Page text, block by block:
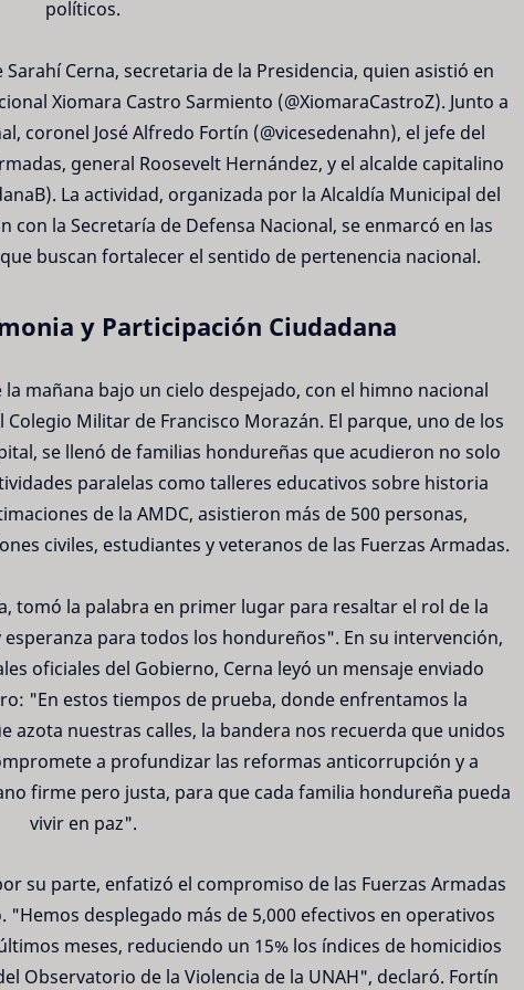
políticos.
Cerna, secretaria de la Presidencia, quien asistió en
Xiomara Castro Sarmiento (@XiomaraCastroZ). Junto a
coronel José Alfredo Fortín (@vicesedenahn), el jefe del
general Roosevelt Hernández, y el alcalde capitalino
La actividad, organizada por la Alcaldía Municipal del
la Secretaría de Defensa Nacional, se enmarcó en las
buscan fortalecer el sentido de pertenencia nacional.
y Participación Ciudadana
mañana bajo un cielo despejado, con el himno nacional
Militar de Francisco Morazán. El parque, uno de los
se llenó de familias hondureñas que acudieron no solo
paralelas como talleres educativos sobre historia
de la AMDC, asistieron más de 500 personas,
civiles, estudiantes y veteranos de las Fuerzas Armadas.
tomó la palabra en primer lugar para resaltar el rol de la
para todos los hondureños". En su intervención,
oficiales del Gobierno, Cerna leyó un mensaje enviado
"En estos tiempos de prueba, donde enfrentamos la
azota nuestras calles, la bandera nos recuerda que unidos
a profundizar las reformas anticorrupción y a
firme pero justa, para que cada familia hondureña pueda
vivir en paz".
su parte, enfatizó el compromiso de las Fuerzas Armadas
desplegado más de 5,000 efectivos en operativos
meses, reduciendo un 15% los índices de homicidios
Observatorio de la Violencia de la UNAH", declaró. Fortín